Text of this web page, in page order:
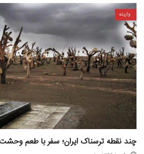
واریته
چند نقطه ترسناک ایران؛‌ سفر با طعم